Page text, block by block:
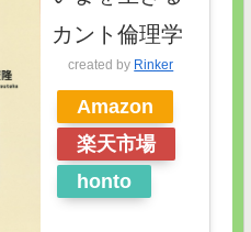
カント倫理学
created by Rinker
Amazon
楽天市場
honto